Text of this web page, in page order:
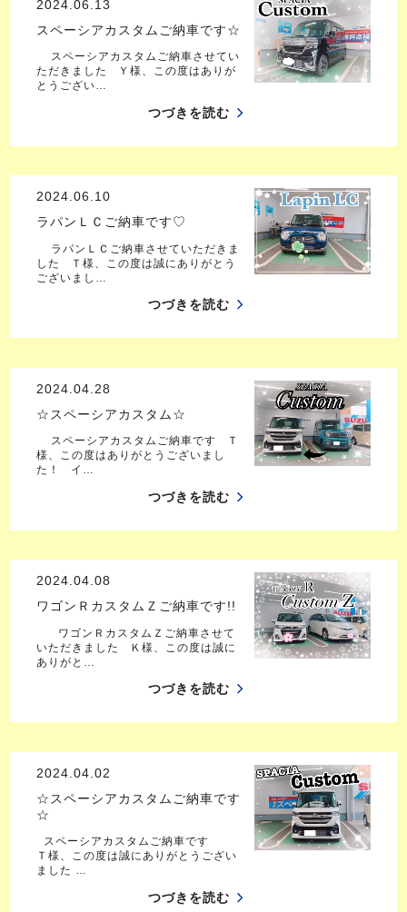
2024.06.13
スペーシアカスタムご納車です☆
スペーシアカスタムご納車させてい
ただきました Ｙ様、この度はありが
とうござい…
つづきを読む
2024.06.10
ラパンＬＣご納車です♡
ラパンＬＣご納車させていただきま
した Ｔ様、この度は誠にありがとう
ございまし…
つづきを読む
2024.04.28
☆スペーシアカスタム☆
スペーシアカスタムご納車です Ｔ
様、この度はありがとうございまし
た！ イ…
つづきを読む
2024.04.08
ワゴンＲカスタムＺご納車です!!
ワゴンＲカスタムＺご納車させて
いただきました Ｋ様、この度は誠に
ありがと…
つづきを読む
2024.04.02
☆スペーシアカスタムご納車です
☆
スペーシアカスタムご納車です
Ｔ様、この度は誠にありがとうござい
ました …
つづきを読む